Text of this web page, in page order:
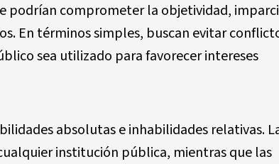
podrían comprometer la objetividad,
En términos simples, buscan evitar
sea utilizado para favorecer intereses
absolutas e inhabilidades relativas.
institución pública, mientras que las